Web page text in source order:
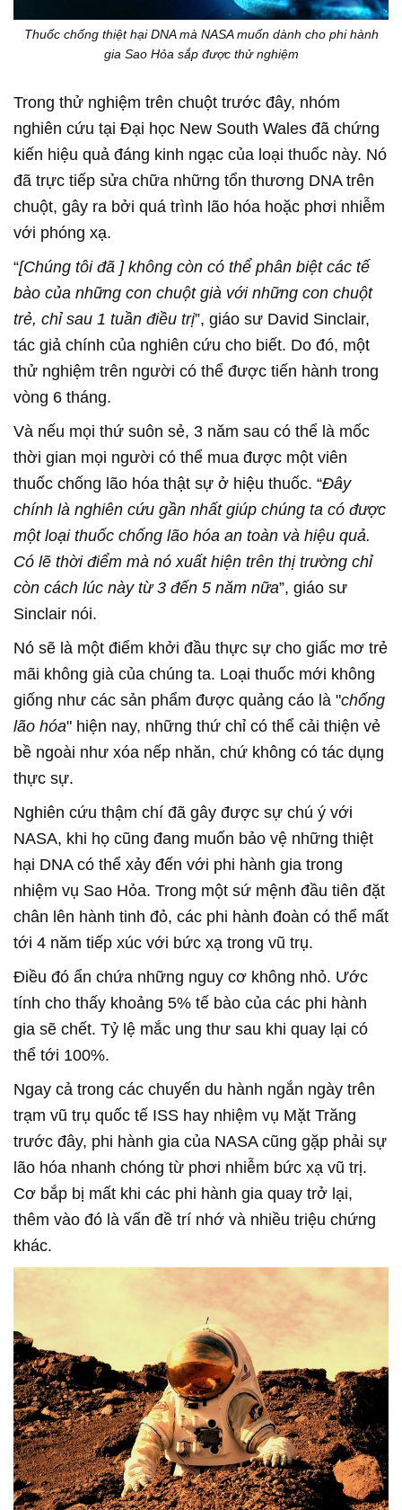
Thuốc chống thiệt hại DNA mà NASA muốn dành cho phi hành
gia Sao Hỏa sắp được thử nghiệm
Trong thử nghiệm trên chuột trước đây, nhóm
nghiên cứu tại Đại học New South Wales đã chứng
kiến hiệu quả đáng kinh ngạc của loại thuốc này. Nó
đã trực tiếp sửa chữa những tổn thương DNA trên
chuột, gây ra bởi quá trình lão hóa hoặc phơi nhiễm
với phóng xạ.
“[Chúng tôi đã ] không còn có thể phân biệt các tế
bào của những con chuột già với những con chuột
trẻ, chỉ sau 1 tuần điều trị”, giáo sư David Sinclair,
tác giả chính của nghiên cứu cho biết. Do đó, một
thử nghiệm trên người có thể được tiến hành trong
vòng 6 tháng.
Và nếu mọi thứ suôn sẻ, 3 năm sau có thể là mốc
thời gian mọi người có thể mua được một viên
thuốc chống lão hóa thật sự ở hiệu thuốc. “Đây
chính là nghiên cứu gần nhất giúp chúng ta có được
một loại thuốc chống lão hóa an toàn và hiệu quả.
Có lẽ thời điểm mà nó xuất hiện trên thị trường chỉ
còn cách lúc này từ 3 đến 5 năm nữa”, giáo sư
Sinclair nói.
Nó sẽ là một điểm khởi đầu thực sự cho giấc mơ trẻ
mãi không già của chúng ta. Loại thuốc mới không
giống như các sản phẩm được quảng cáo là "chống
lão hóa" hiện nay, những thứ chỉ có thể cải thiện vẻ
bề ngoài như xóa nếp nhăn, chứ không có tác dụng
thực sự.
Nghiên cứu thậm chí đã gây được sự chú ý với
NASA, khi họ cũng đang muốn bảo vệ những thiệt
hại DNA có thể xảy đến với phi hành gia trong
nhiệm vụ Sao Hỏa. Trong một sứ mệnh đầu tiên đặt
chân lên hành tinh đỏ, các phi hành đoàn có thể mất
tới 4 năm tiếp xúc với bức xạ trong vũ trụ.
Điều đó ẩn chứa những nguy cơ không nhỏ. Ước
tính cho thấy khoảng 5% tế bào của các phi hành
gia sẽ chết. Tỷ lệ mắc ung thư sau khi quay lại có
thể tới 100%.
Ngay cả trong các chuyến du hành ngắn ngày trên
trạm vũ trụ quốc tế ISS hay nhiệm vụ Mặt Trăng
trước đây, phi hành gia của NASA cũng gặp phải sự
lão hóa nhanh chóng từ phơi nhiễm bức xạ vũ trị.
Cơ bắp bị mất khi các phi hành gia quay trở lại,
thêm vào đó là vấn đề trí nhớ và nhiều triệu chứng
khác.